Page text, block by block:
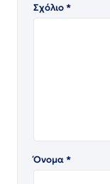
Σχόλιο*
Όνομα*